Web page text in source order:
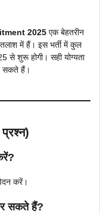
2025 एक बेहतरीन
तलाश में हैं। इस भर्ती में कुल
से शुरू होगी। सही योग्यता
सकते हैं।
करें।
सकते हैं?